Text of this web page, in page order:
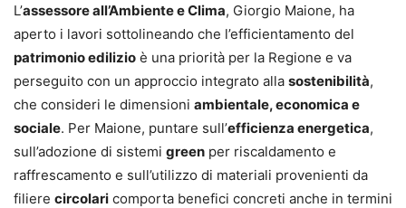
L’assessore all’Ambiente e Clima, Giorgio Maione, ha
aperto i lavori sottolineando che l’efficientamento del
patrimonio edilizio è una priorità per la Regione e va
perseguito con un approccio integrato alla sostenibilità,
che consideri le dimensioni ambientale, economica e
sociale. Per Maione, puntare sull’efficienza energetica,
sull’adozione di sistemi green per riscaldamento e
raffrescamento e sull’utilizzo di materiali provenienti da
filiere circolari comporta benefici concreti anche in termini